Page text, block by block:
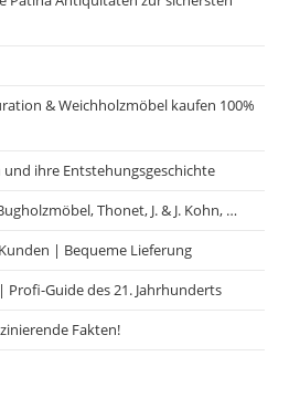
& Weichholzmöbel kaufen 100%
und ihre Entstehungsgeschichte
Thonet, J. & J. Kohn, …
| Bequeme Lieferung
Guide des 21. Jahrhunderts
Fakten!